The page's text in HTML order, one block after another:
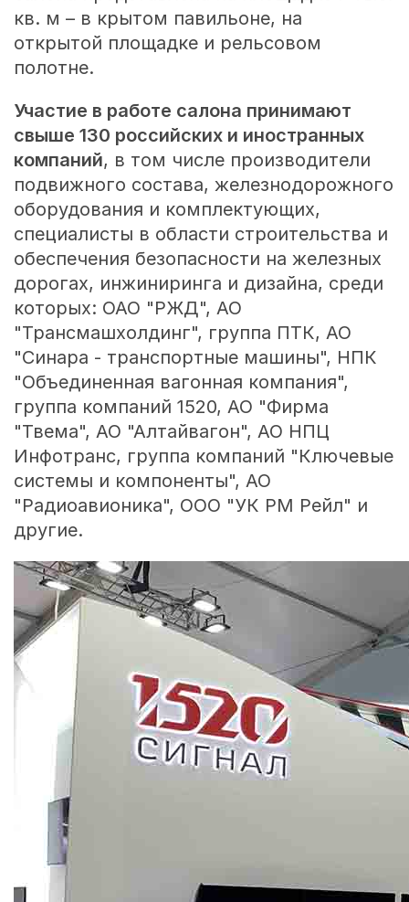
кв. м – в крытом павильоне, на
открытой площадке и рельсовом
полотне.
Участие в работе салона принимают
свыше 130 российских и иностранных
компаний, в том числе производители
подвижного состава, железнодорожного
оборудования и комплектующих,
специалисты в области строительства и
обеспечения безопасности на железных
дорогах, инжиниринга и дизайна, среди
которых: ОАО "РЖД", АО
"Трансмашхолдинг", группа ПТК, АО
"Синара - транспортные машины", НПК
"Объединенная вагонная компания",
группа компаний 1520, АО "Фирма
"Твема", АО "Алтайвагон", АО НПЦ
Инфотранс, группа компаний "Ключевые
системы и компоненты", АО
"Радиоавионика", ООО "УК РМ Рейл" и
другие.